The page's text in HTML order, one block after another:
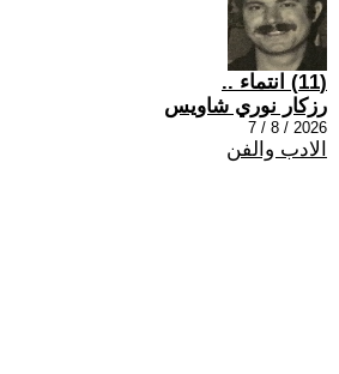
(11) انتماء ..
رزكار نوري شاويس
2026 / 8 / 7
الادب والفن